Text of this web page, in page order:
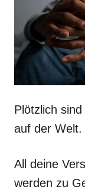
Plötzlich
auf der Welt.
All deine
werden zu